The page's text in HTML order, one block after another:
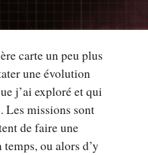
carte un peu plus
une évolution
j’ai exploré et qui
Les missions sont
de faire une
ou alors d’y